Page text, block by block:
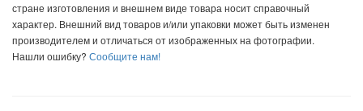
стране изготовления и внешнем виде товара носит справочный
характер. Внешний вид товаров и/или упаковки может быть изменен
производителем и отличаться от изображенных на фотографии.
Нашли ошибку? Сообщите нам!